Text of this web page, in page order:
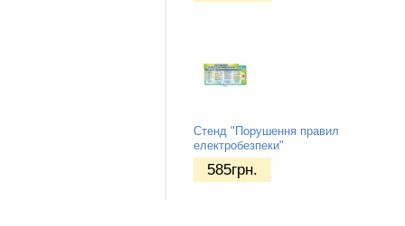
Стенд "Порушення правил
електробезпеки"
585грн.